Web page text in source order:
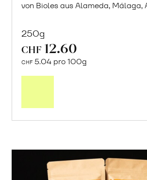
von Bioles aus Alameda, Málaga,
250g
CHF 12.60
CHF 5.04 pro 100g